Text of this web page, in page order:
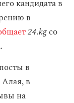
кандидата в
в
24.kgсо
в
в
на